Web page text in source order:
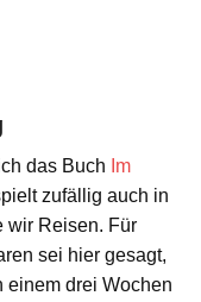
das Buch Im
zufällig auch in
wir Reisen. Für
sei hier gesagt,
einem drei Wochen